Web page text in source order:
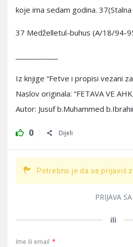
koje ima sedam godina.
37 Medželletul-buhus (A/18/94-
Iz knjige “Fetve i propisi vezani
Naslov originala: “FETAVA VE
Autor: Jusuf b.Muhammed
0 Dijeli
Potrebno je da se prijaviš
PRIJAVA SA
ili
Ime ili email *